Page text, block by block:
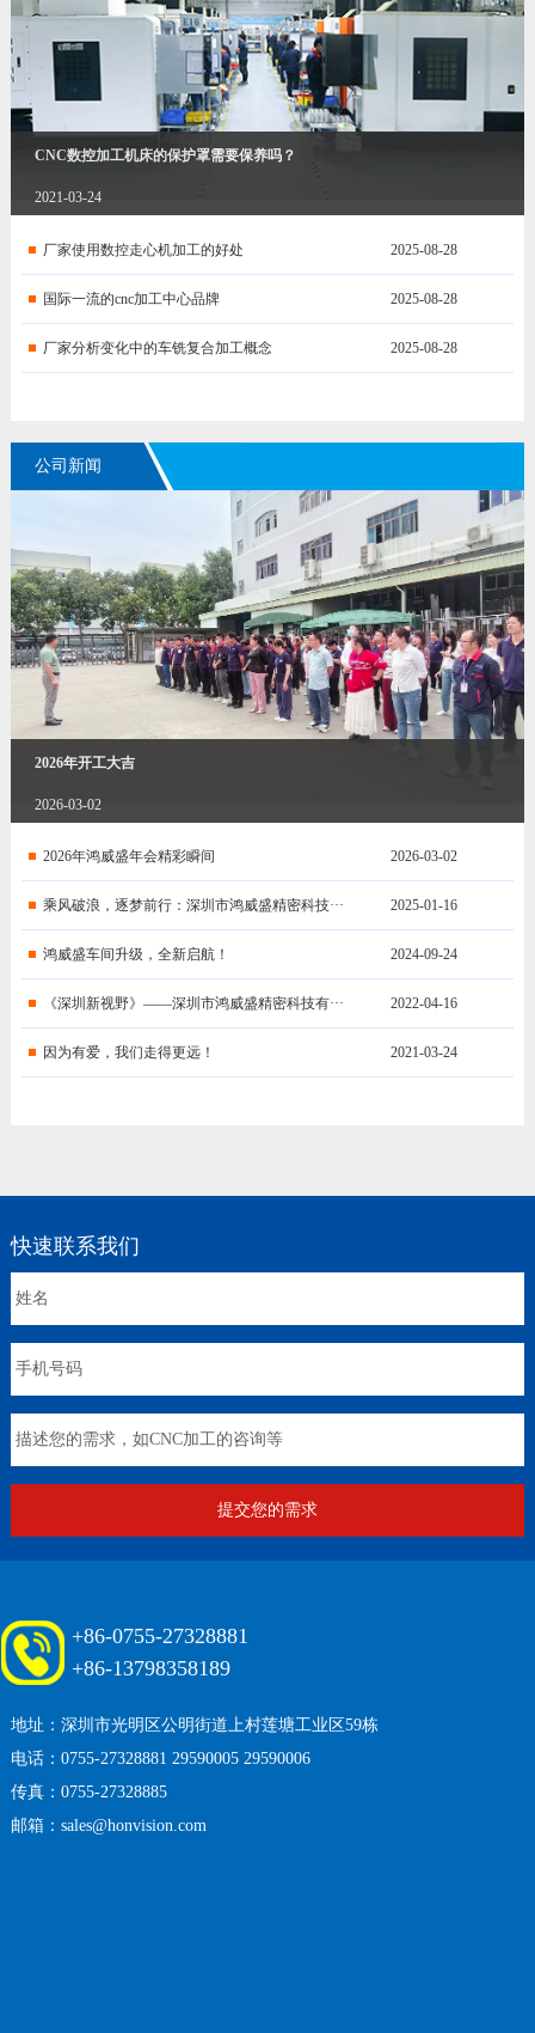
CNC数控加工机床的保护罩需要保养吗？
2021-03-24
厂家使用数控走心机加工的好处 2025-08-28
国际一流的cnc加工中心品牌 2025-08-28
厂家分析变化中的车铣复合加工概念 2025-08-28
公司新闻
2026年开工大吉
2026-03-02
2026年鸿威盛年会精彩瞬间 2026-03-02
乘风破浪，逐梦前行：深圳市鸿威盛精密科技··· 2025-01-16
鸿威盛车间升级，全新启航！ 2024-09-24
《深圳新视野》——深圳市鸿威盛精密科技有··· 2022-04-16
因为有爱，我们走得更远！ 2021-03-24
快速联系我们
+86-0755-27328881
+86-13798358189
地址：深圳市光明区公明街道上村莲塘工业区59栋
电话：0755-27328881 29590005 29590006
传真：0755-27328885
邮箱：sales@honvision.com